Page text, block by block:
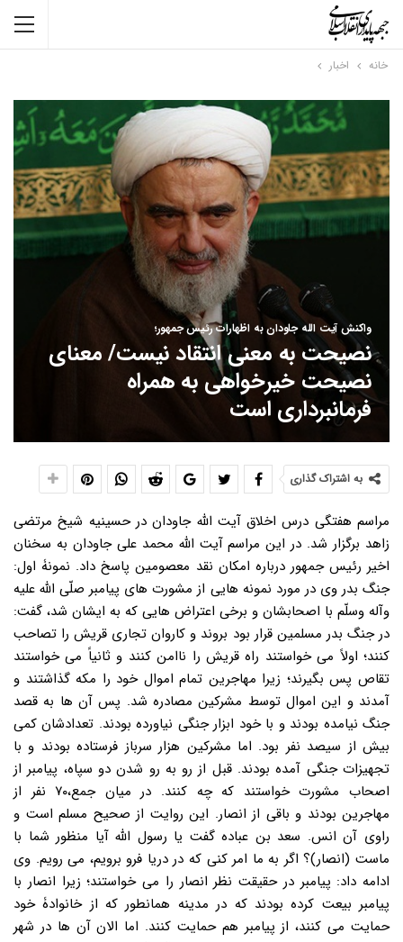
خانه اخبار
واکنش آیت الله جاودان به اظهارات رئیس جمهور؛
نصیحت به معنی انتقاد نیست/ معنای
نصیحت خیرخواهی به همراه
فرمانبرداری است
به اشتراک گذاری
مراسم هفتگی درس اخلاق آیت الله جاودان در حسینیه شیخ مرتضی
زاهد برگزار شد. در این مراسم آیت الله محمد علی جاودان به سخنان
اخیر رئیس جمهور درباره امکان نقد معصومین پاسخ داد. نمونۀ اول:
جنگ بدر وی در مورد نمونه هایی از مشورت های پیامبر صلّی الله علیه
وآله وسلّم با اصحابشان و برخی اعتراض هایی که به ایشان شد، گفت:
در جنگ بدر مسلمین قرار بود بروند و کاروان تجاری قریش را تصاحب
کنند؛ اولاً می خواستند راه قریش را ناامن کنند و ثانیاً می خواستند
تقاص پس بگیرند؛ زیرا مهاجرین تمام اموال خود را مکه گذاشتند و
آمدند و این اموال توسط مشرکین مصادره شد. پس آن ها به قصد
جنگ نیامده بودند و با خود ابزار جنگی نیاورده بودند. تعدادشان کمی
بیش از سیصد نفر بود. اما مشرکین هزار سرباز فرستاده بودند و با
تجهیزات جنگی آمده بودند. قبل از رو به رو شدن دو سپاه، پیامبر از
اصحاب مشورت خواستند که چه کنند. در میان جمع،۷۰ نفر از
مهاجرین بودند و باقی از انصار. این روایت از صحیح مسلم است و
راوی آن انس. سعد بن عباده گفت یا رسول الله آیا منظور شما با
ماست (انصار)؟ اگر به ما امر کنی که در دریا فرو برویم، می رویم. وی
ادامه داد: پیامبر در حقیقت نظر انصار را می خواستند؛ زیرا انصار با
پیامبر بیعت کرده بودند که در مدینه همانطور که از خانوادۀ خود
حمایت می کنند، از پیامبر هم حمایت کنند. اما الان آن ها در شهر